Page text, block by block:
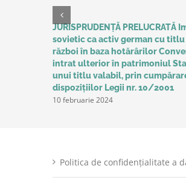
JURISPRUDENȚĂ
sovietic ca activ german cu titlu
război în baza hotărârilor
intrat ulterior în patrimoniul
unui titlu valabil, prin
dispozițiilor Legii nr. 10/2001
10 februarie 2024
Politica de confidențialitate a